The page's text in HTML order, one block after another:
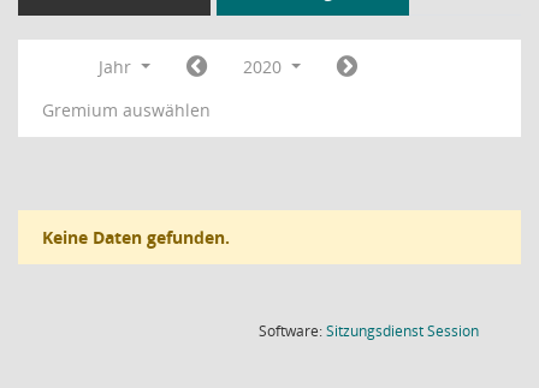
Jahr
2020
Gremium auswählen
Keine Daten gefunden.
Software:SitzungsdienstSession(Wird in